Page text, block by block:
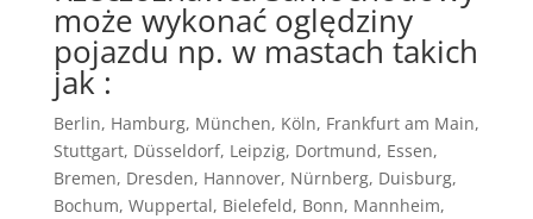
może wykonać oględziny
pojazdu np. w mastach takich
jak :
Berlin, Hamburg, München, Köln, Frankfurt am Main,
Stuttgart, Düsseldorf, Leipzig, Dortmund, Essen,
Bremen, Dresden, Hannover, Nürnberg, Duisburg,
Bochum, Wuppertal, Bielefeld, Bonn, Mannheim,